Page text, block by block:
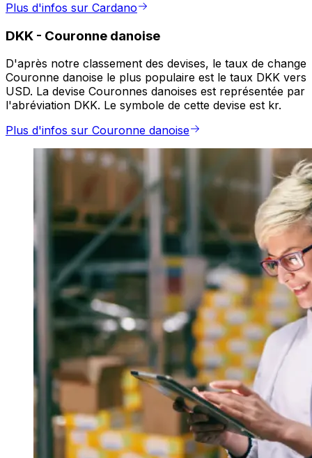
Plus d'infos sur Cardano
DKK - Couronne danoise
D'après notre classement des devises, le taux de change
Couronne danoise le plus populaire est le taux DKK vers
USD. La devise Couronnes danoises est représentée par
l'abréviation DKK. Le symbole de cette devise est kr.
Plus d'infos sur Couronne danoise